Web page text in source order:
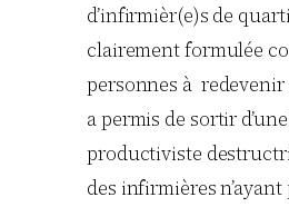
d’infirmièr(e)s de
clairement formulée
personnes à
a permis de sortir
productiviste
des infirmières